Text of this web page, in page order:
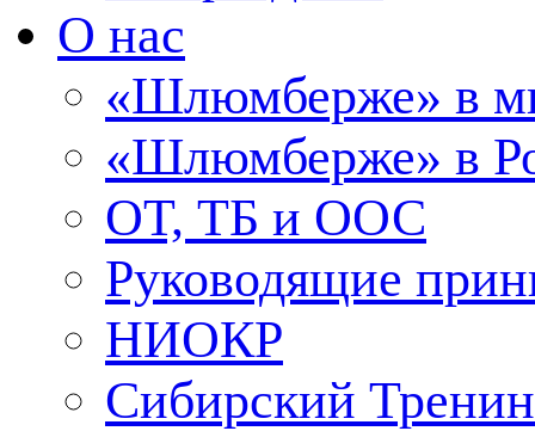
О нас
«Шлюмберже» в
«Шлюмберже» в
ОТ, ТБ и ООС
Руководящие
НИОКР
Сибирский